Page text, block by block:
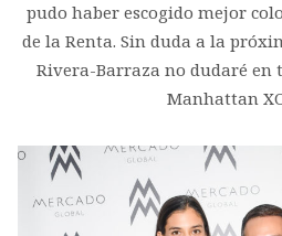
pudo haber escogido mejor
de la Renta. Sin duda a la
Rivera-Barraza no dudaré en
Manhattan